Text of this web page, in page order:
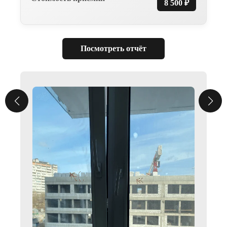
8 500 ₽
Посмотреть отчёт
необходимые строительные нормы
С ФОТОФИКСАЦИЕЙ
СРАЗУ ПОСЛЕ
ОСМОТРА
ВЫЗОВ
На осмотре мы отмечаем все дефекты
по месту, а сразу после осмотра
мы вам предоставляем два вида
отчета, текстовую часть (обычно это
направляется застройщику) и текст
с фотофиксацией в формате pdf, чтобы
вы могли отследить где какие
замечания были и указать на них
застройщику.